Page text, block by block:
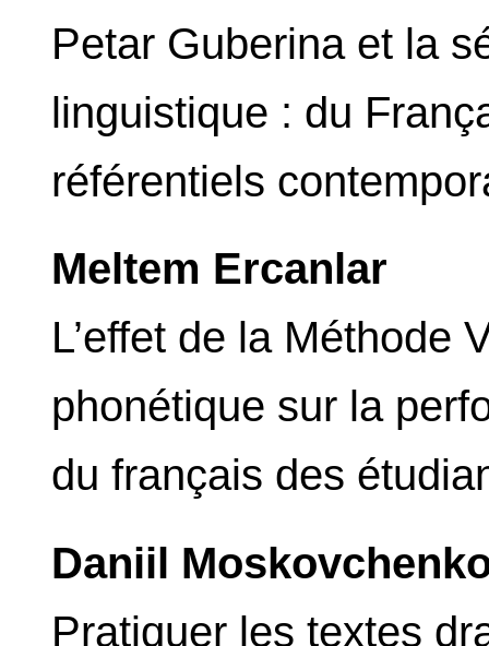
Petar Guberina et la
linguistique : du
référentiels
Meltem Ercanlar
L’effet de la Méthode
phonétique sur la
du français des
Daniil
Pratiquer les textes